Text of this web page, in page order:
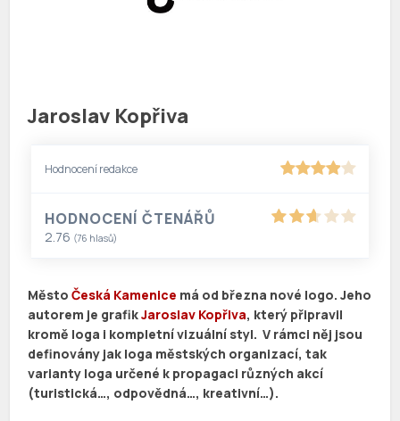
Jaroslav Kopřiva
Hodnocení redakce
HODNOCENÍ ČTENÁŘŮ
2.76 (76 hlasů)
MěstoČeská Kamenice má od března nové logo. Jeho
autorem je grafikJaroslav Kopřiva, který připravil
kromě loga i kompletní vizuální styl. V rámci něj jsou
definovány jak loga městských organizací, tak
varianty loga určené k propagaci různých akcí
(turistická…, odpovědná…, kreativní…).